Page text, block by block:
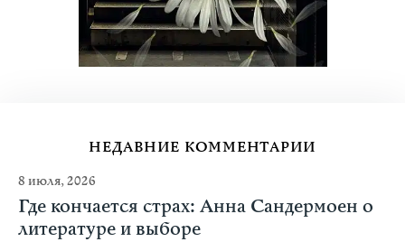
НЕДАВНИЕ КОММЕНТАРИИ
8 июля, 2026
Где кончается страх: Анна Сандермоен о
литературе и выборе